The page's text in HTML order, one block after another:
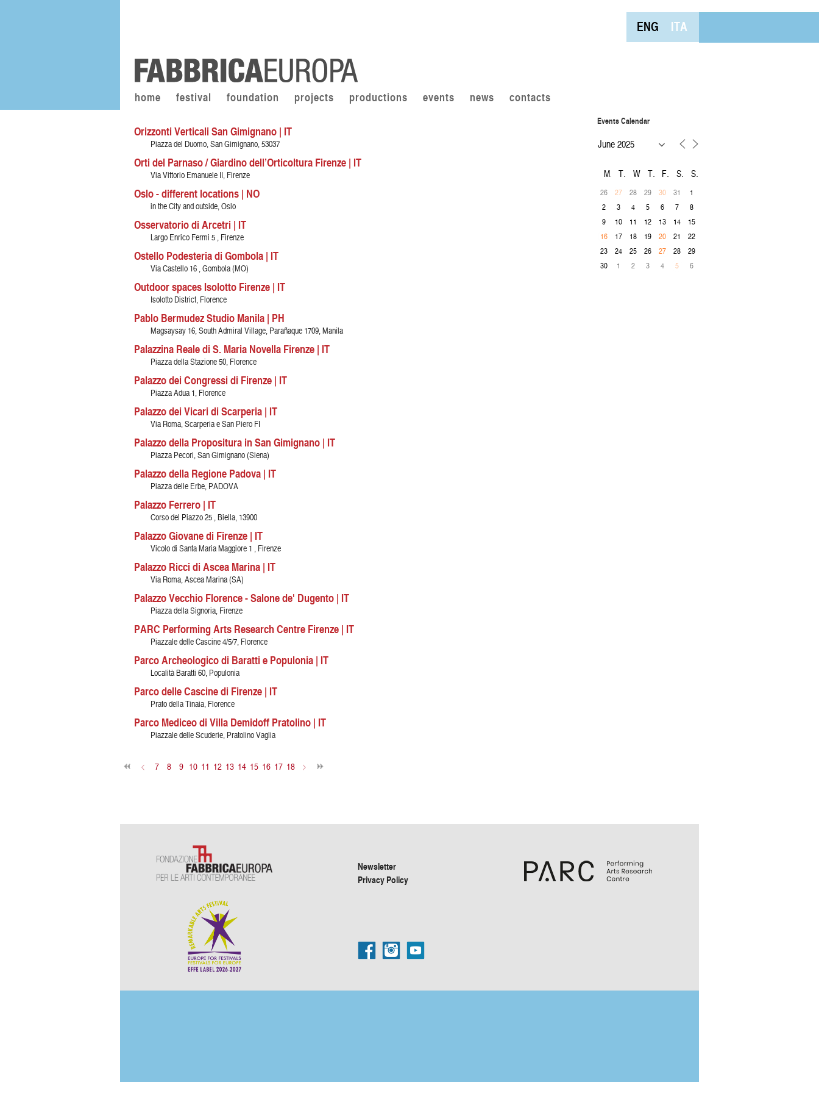
ENG ITA
home festival foundation projects productions events news contacts
Orizzonti Verticali San Gimignano | IT
Piazza del Duomo, San Gimignano, 53037
Orti del Parnaso / Giardino dell’Orticoltura Firenze | IT
Via Vittorio Emanuele II, Firenze
Oslo - different locations | NO
in the City and outside, Oslo
Osservatorio di Arcetri | IT
Largo Enrico Fermi 5 , Firenze
Ostello Podesteria di Gombola | IT
Via Castello 16 , Gombola (MO)
Outdoor spaces Isolotto Firenze | IT
Isolotto District, Florence
Pablo Bermudez Studio Manila | PH
Magsaysay 16, South Admiral Village, Parañaque 1709, Manila
Palazzina Reale di S. Maria Novella Firenze | IT
Piazza della Stazione 50, Florence
Palazzo dei Congressi di Firenze | IT
Piazza Adua 1, Florence
Palazzo dei Vicari di Scarperia | IT
Via Roma, Scarperia e San Piero FI
Palazzo della Propositura in San Gimignano | IT
Piazza Pecori, San Gimignano (Siena)
Palazzo della Regione Padova | IT
Piazza delle Erbe, PADOVA
Palazzo Ferrero | IT
Corso del Piazzo 25 , Biella, 13900
Palazzo Giovane di Firenze | IT
Vicolo di Santa Maria Maggiore 1 , Firenze
Palazzo Ricci di Ascea Marina | IT
Via Roma, Ascea Marina (SA)
Palazzo Vecchio Florence - Salone de' Dugento | IT
Piazza della Signoria, Firenze
PARC Performing Arts Research Centre Firenze | IT
Piazzale delle Cascine 4/5/7, Florence
Parco Archeologico di Baratti e Populonia | IT
Località Baratti 60, Populonia
Parco delle Cascine di Firenze | IT
Prato della Tinaia, Florence
Parco Mediceo di Villa Demidoff Pratolino | IT
Piazzale delle Scuderie, Pratolino Vaglia
< 7 8 9 10 11 12 13 14 15 16 17 18 >
Events Calendar
M T W T F S S
26 27 28 29 30 31
1
2
3 4 5 6 7
8
9
10 11 12 13 14
15
16
17 18 19 20 21
22
23
24 25 26 27 28
29
30
1 2 3 4 5 6
Newsletter
Privacy Policy